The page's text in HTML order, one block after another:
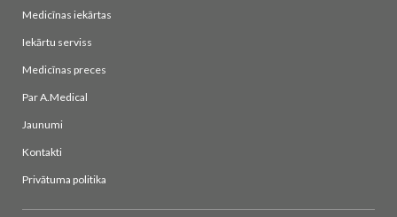
Medicīnas iekārtas
Iekārtu serviss
Medicīnas preces
Par A.Medical
Jaunumi
Kontakti
Privātuma politika